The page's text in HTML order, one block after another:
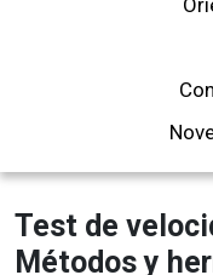
Test de
Métodos y